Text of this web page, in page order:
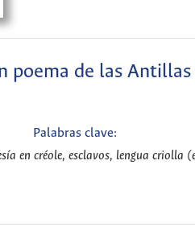
poema de las Antillas
Palabras clave:
en créole, esclavos, lengua criolla